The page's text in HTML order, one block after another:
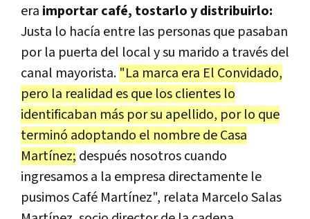
era importar café, tostarlo y distribuirlo:
Justa lo hacía entre las personas que pasaban
por la puerta del local y su marido a través del
canal mayorista. "La marca era El Convidado,
pero la realidad es que los clientes lo
identificaban más por su apellido, por lo que
terminó adoptando el nombre de Casa
Martínez; después nosotros cuando
ingresamos a la empresa directamente le
pusimos Café Martínez", relata Marcelo Salas